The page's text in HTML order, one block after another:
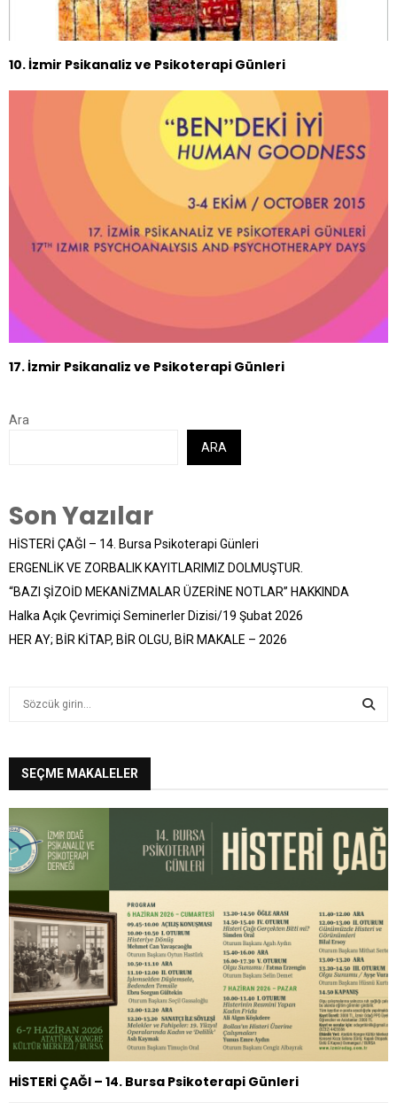
10. İzmir Psikanaliz ve Psikoterapi Günleri
17. İzmir Psikanaliz ve Psikoterapi Günleri
Ara
ARA
Son Yazılar
HİSTERİ ÇAĞI – 14. Bursa Psikoterapi Günleri
ERGENLİK VE ZORBALIK KAYITLARIMIZ DOLMUŞTUR.
“BAZI ŞİZOİD MEKANİZMALAR ÜZERİNE NOTLAR” HAKKINDA
Halka Açık Çevrimiçi Seminerler Dizisi/19 Şubat 2026
HER AY; BİR KİTAP, BİR OLGU, BİR MAKALE – 2026
h
f
o
r
:
A
R
H
SEÇME MAKALELER
HİSTERİ ÇAĞI – 14. Bursa Psikoterapi Günleri